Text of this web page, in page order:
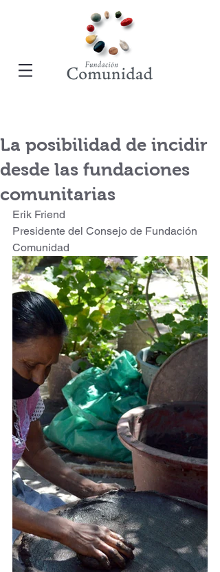
La posibilidad de incidir
desde las fundaciones
comunitarias
Erik Friend
Presidente del Consejo de Fundación
Comunidad